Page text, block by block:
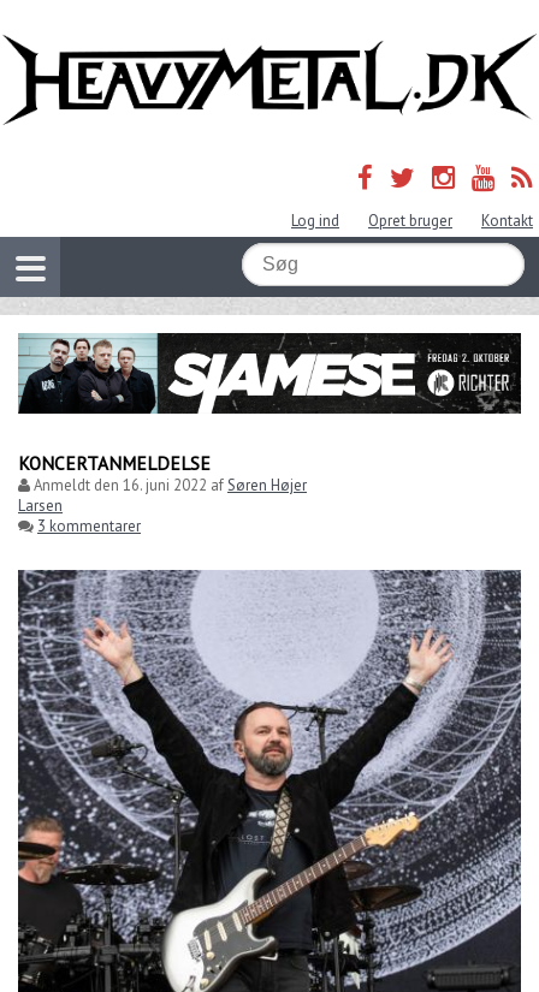
Log ind Opret bruger Kontakt
KONCERTANMELDELSE
Anmeldt den 16. juni 2022 afSøren Højer
Larsen
3 kommentarer